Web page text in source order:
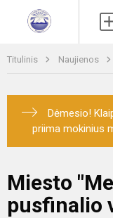
Titulinis Naujienos
Dėmesio!
priima mokinius
Miesto
pusfinalio